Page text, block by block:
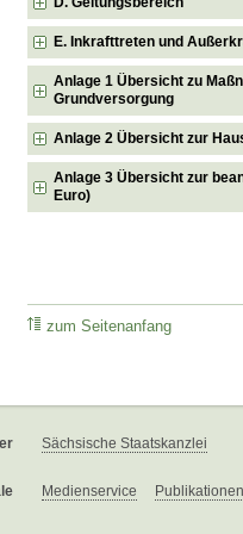
E. Inkrafttreten und
Anlage 1 Übersicht zu
Grundversorgung
Anlage 2 Übersicht zur
Anlage 3 Übersicht zur
Euro)
zum Seitenanfang
Sächsische Staatskanzlei
Medienservice Publikationen